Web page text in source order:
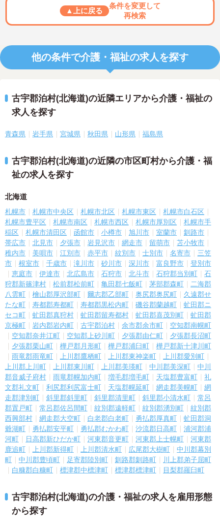
▲上に戻る
条件を変更して
再検索
他の条件で介護・福祉の求人を探す
古宇郡泊村(北海道)の近隣エリアから介護・福祉の
求人を探す
青森県 岩手県 宮城県 秋田県 山形県 福島県
古宇郡泊村(北海道)の近隣の市区町村から介護・福
祉の求人を探す
北海道
札幌市 札幌市中央区 札幌市北区 札幌市東区
札幌市白石区
札幌市豊平区
札幌市南区 札幌市西区 札幌市厚別区
札幌市手
稲区
札幌市清田区 函館市 小樽市 旭川市 室蘭市
釧路市
帯広市
北見市 夕張市 岩見沢市 網走市 留萌市
苫小牧市
稚内市
美唄市 江別市 赤平市 紋別市 士別市 名寄市
三笠
市
根室市 千歳市 滝川市 砂川市 深川市 富良野市
登別市
恵庭市
伊達市 北広島市 石狩市 北斗市 石狩郡当別町
石
狩郡新篠津村
松前郡松前町 亀田郡七飯町 茅部郡森町
二海郡
八雲町
檜山郡厚沢部町 爾志郡乙部町 奥尻郡奥尻町
久遠郡せ
たな町
寿都郡寿都町 寿都郡黒松内町 磯谷郡蘭越町
虻田郡ニ
セコ町
虻田郡真狩村 虻田郡留寿都村 虻田郡喜茂別町
虻田郡
京極町
岩内郡岩内町 古宇郡泊村 余市郡余市町
空知郡南幌町
空知郡奈井江町
空知郡上砂川町 夕張郡由仁町
夕張郡長沼町
夕張郡栗山町
樺戸郡月形町 樺戸郡浦臼町
樺戸郡新十津川町
雨竜郡雨竜町
上川郡鷹栖町 上川郡東神楽町
上川郡愛別町
上川郡上川町
上川郡東川町 上川郡美瑛町 中川郡美深町
中川
郡音威子府村
雨竜郡幌加内町 増毛郡増毛町 天塩郡豊富町
礼
文郡礼文町
利尻郡利尻富士町 天塩郡幌延町 網走郡美幌町
網
走郡津別町
斜里郡斜里町 斜里郡清里町 斜里郡小清水町
常呂
郡置戸町
常呂郡佐呂間町 紋別郡遠軽町 紋別郡湧別町
紋別郡
西興部村
網走郡大空町 白老郡白老町 勇払郡厚真町
虻田郡洞
爺湖町
勇払郡安平町 勇払郡むかわ町 沙流郡日高町
浦河郡浦
河町
日高郡新ひだか町 河東郡音更町 河東郡上士幌町
河東郡
鹿追町
上川郡新得町 上川郡清水町 広尾郡大樹町
中川郡幕別
町
中川郡豊頃町 足寄郡陸別町 釧路郡釧路町
川上郡弟子屈町
白糠郡白糠町
標津郡中標津町 標津郡標津町 目梨郡羅臼町
古宇郡泊村(北海道)の介護・福祉の求人を雇用形態
から探す